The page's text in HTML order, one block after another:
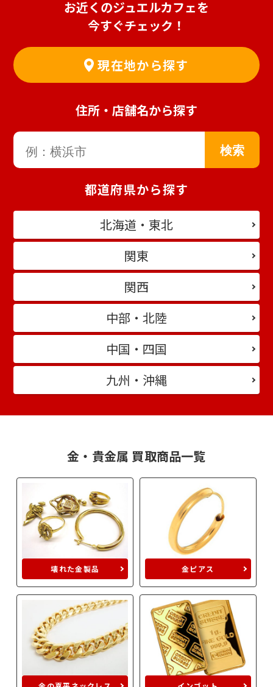
お近くのジュエルカフェを
今すぐチェック！
現在地から探す
住所・店舗名から探す
都道府県から探す
北海道・東北
関東
関西
中部・北陸
中国・四国
九州・沖縄
金・貴金属 買取商品一覧
壊れた金製品 金ピアス